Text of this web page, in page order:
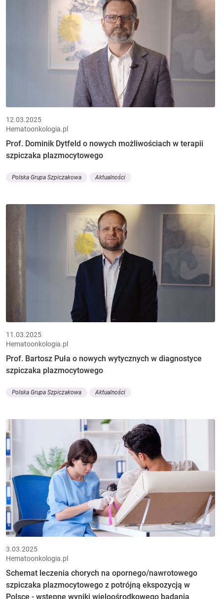
12.03.2025
Hematoonkologia.pl
Prof. Dominik Dytfeld o nowych możliwościach w terapii
szpiczaka plazmocytowego
Polska Grupa Szpiczakowa Aktualności
11.03.2025
Hematoonkologia.pl
Prof. Bartosz Puła o nowych wytycznych w diagnostyce
szpiczaka plazmocytowego
Polska Grupa Szpiczakowa Aktualności
3.03.2025
Hematoonkologia.pl
Schemat leczenia chorych na opornego/nawrotowego
szpiczaka plazmocytowego z potrójną ekspozycją w
Polsce - wstępne wyniki wieloośrodkowego badania